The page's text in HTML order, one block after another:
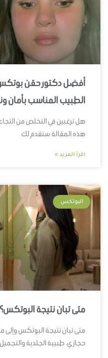
أفضل دكتور حقن بوتكس
الطبيب المناسب بأمان
هل ترغبين في التخلص من
هذه المقالة سنقدم لك
اقرأ المزيد »
البوتكس
متى تبان نتيجة
متى تبان نتيجة البوتكس وإلى
حجازي، طبيبة الجلدية والتجميل